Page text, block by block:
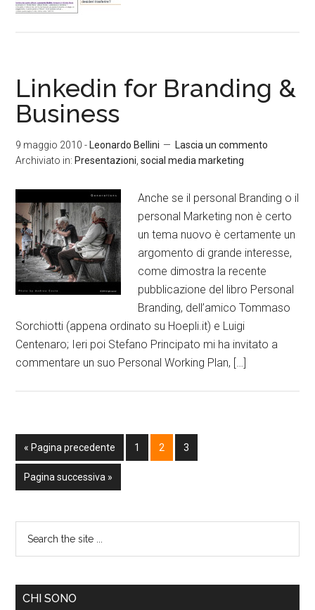
Linkedin for Branding &
Business
9 maggio 2010 - Leonardo Bellini
Lascia un commento
Archiviato in: Presentazioni ,social media marketing
Anche se il personal Branding o il
personal Marketing non è certo
un tema nuovo è certamente un
argomento di grande interesse,
come dimostra la recente
pubblicazione del libro Personal
Branding, dell’amico Tommaso
Sorchiotti (appena ordinato su Hoepli.it) e Luigi
Centenaro; Ieri poi Stefano Principato mi ha invitato a
commentare un suo Personal Working Plan, […]
« Pagina precedente 1 2 3
Pagina successiva »
CHI SONO